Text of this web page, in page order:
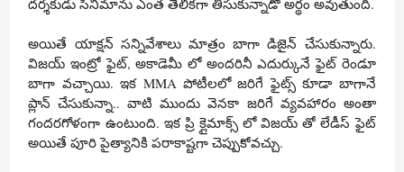
దర్శకుడు సినిమాను ఎంత తేలికగా తీసుకున్నాడో అర్థం అవుతుంది.
అయితే యాక్షన్ సన్నివేశాలు మాత్రం బాగా డిజైన్ చేసుకున్నారు.
విజయ్ ఇంట్రో ఫైట్, అకాడెమీ లో అందరినీ ఎదుర్కునే ఫైట్ రెండూ
బాగా వచ్చాయి. ఇక MMA పోటీలలో జరిగే ఫైట్స్ కూడా బాగానే
ప్లాన్ చేసుకున్నా.. వాటి ముందు వెనకా జరిగే వ్యవహారం అంతా
గందరగోళంగా ఉంటుంది. ఇక ప్రి క్లైమాక్స్ లో విజయ్ తో లేడీస్ ఫైట్
అయితే పూరి పైత్యానికి పరాకాష్టగా చెప్పుకోవచ్చు.